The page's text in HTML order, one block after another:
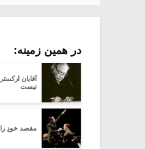
در همین زمینه:
آقایان
نیست
مقصد خودِ